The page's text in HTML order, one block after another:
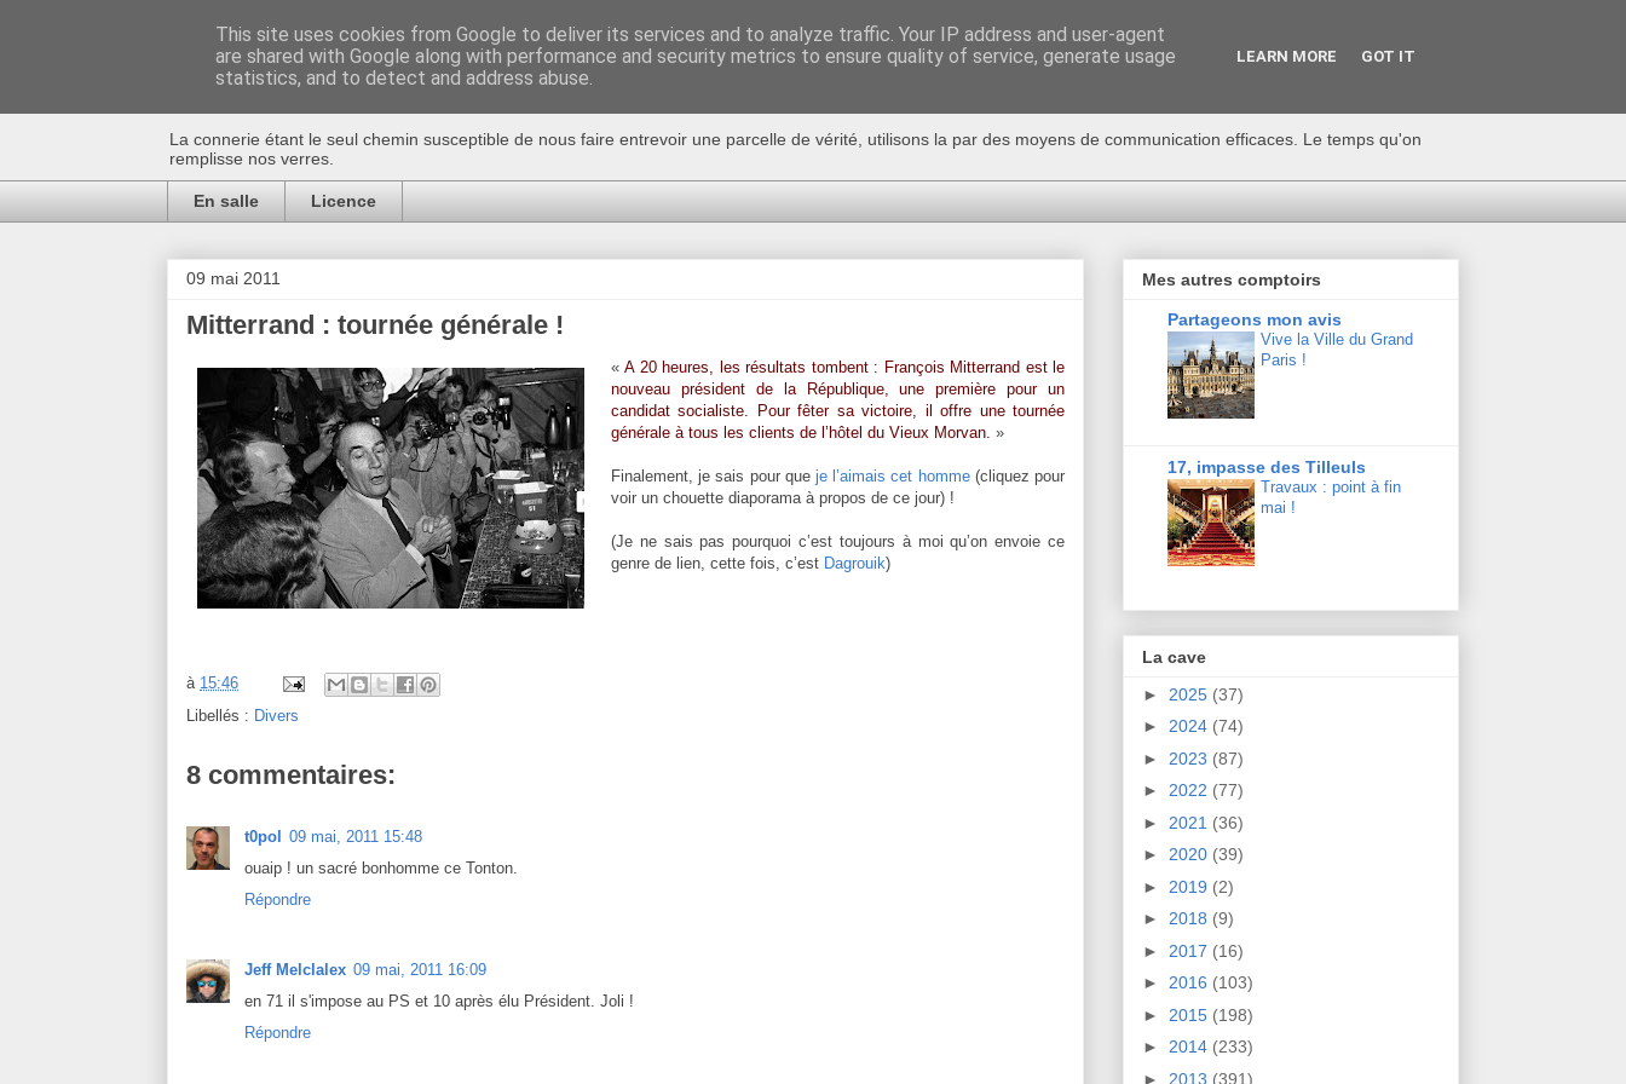
Au bistro !
La connerie étant le seul chemin susceptible de nous faire entrevoir une parcelle de vérité, utilisons la par des moyens de communication efficaces. Le temps qu'on
remplisse nos verres.
En salle Licence
09 mai 2011
Mitterrand : tournée générale !
«A 20 heures, les résultats tombent : François Mitterrand est le
nouveau président de la République, une première pour un
candidat socialiste. Pour fêter sa victoire, il offre une tournée
générale à tous les clients de l’hôtel du Vieux Morvan. »
Finalement, je sais pour que je l’aimais cet homme(cliquez pour
voir un chouette diaporama à propos de ce jour) !
(Je ne sais pas pourquoi c’est toujours à moi qu’on envoie ce
genre de lien, cette fois, c’est Dagrouik)
à 15:46
Libellés : Divers
8 commentaires:
t0pol
09 mai, 2011 15:48
ouaip ! un sacré bonhomme ce Tonton.
Répondre
Jeff Melclalex 09 mai, 2011 16:09
en 71 il s'impose au PS et 10 après élu Président. Joli !
Répondre
Mes autres comptoirs
Partageons mon avis
Vive la Ville du Grand
Paris !
17, impasse des Tilleuls
Travaux : point à fin
mai !
La cave
► 2025 (37)
► 2024 (74)
► 2023 (87)
► 2022 (77)
► 2021 (36)
► 2020 (39)
► 2019 (2)
► 2018 (9)
► 2017 (16)
► 2016 (103)
► 2015 (198)
► 2014 (233)
► 2013 (391)
This site uses cookies from Google to deliver its services and to analyze traffic. Your IP address and user-agent
are shared with Google along with performance and security metrics to ensure quality of service, generate usage
statistics, and to detect and address abuse.
LEARN MORE GOT IT